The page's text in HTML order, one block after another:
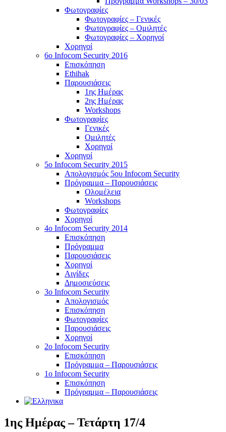
Φωτογραφίες
Φωτογραφίες – Γενικές
Φωτογραφίες – Ομιλητές
Φωτογραφίες – Χορηγοί
Χορηγοί
6o Infocom Security 2016
Επισκόπηση
Ethihak
Παρουσιάσεις
1ης Ημέρας
2ης Ημέρας
Workshops
Φωτογραφίες
Γενικές
Ομιλητές
Χορηγοί
Χορηγοί
5o Infocom Security 2015
Απολογισμός 5ου Infocom Security
Πρόγραμμα – Παρουσιάσεις
Ολομέλεια
Workshops
Φωτογραφίες
Χορηγοί
4ο Infocom Security 2014
Επισκόπηση
Πρόγραμμα
Παρουσιάσεις
Χορηγοί
Αιγίδες
Δημοσιεύσεις
3o Infocom Security
Απολογισμός
Επισκόπηση
Φωτογραφίες
Παρουσιάσεις
Χορηγοί
2o Infocom Security
Επισκόπηση
Πρόγραμμα – Παρουσιάσεις
1ο Infocom Security
Επισκόπηση
Πρόγραμμα – Παρουσιάσεις
1ης Ημέρας – Τετάρτη 17/4